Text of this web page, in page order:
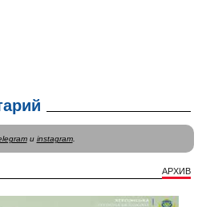
и instagram.
АРХИВ